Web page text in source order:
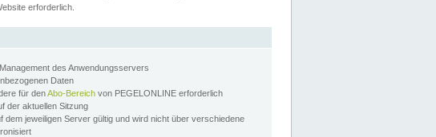
erforderlich.
des Anwendungsservers
Daten
für denAbo-Bereich von PEGELONLINE erforderlich
der aktuellen Sitzung
dem jeweiligen Server gültig und wird nicht über verschiedene